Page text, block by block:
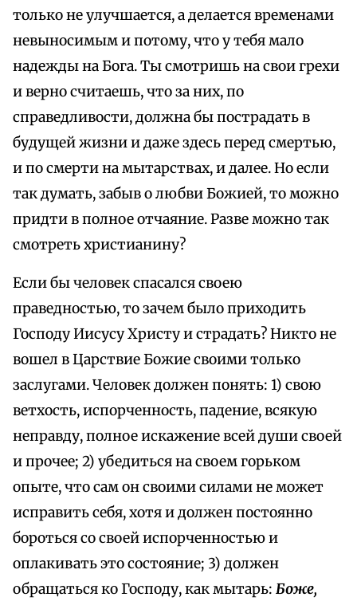
только не улучшается, а делается временами
невыносимым и потому, что у тебя мало
надежды на Бога. Ты смотришь на свои грехи
и верно считаешь, что за них, по
справедливости, должна бы пострадать в
будущей жизни и даже здесь перед смертью,
и по смерти на мытарствах, и далее. Но если
так думать, забыв о любви Божией, то можно
придти в полное отчаяние. Разве можно так
смотреть христианину?
Если бы человек спасался своею
праведностью, то зачем было приходить
Господу Иисусу Христу и страдать? Никто не
вошел в Царствие Божие своими только
заслугами. Человек должен понять: 1) свою
ветхость, испорченность, падение, всякую
неправду, полное искажение всей души своей
и прочее; 2) убедиться на своем горьком
опыте, что сам он своими силами не может
исправить себя, хотя и должен постоянно
бороться со своей испорченностью и
оплакивать это состояние; 3) должен
обращаться ко Господу, как мытарь: Боже,